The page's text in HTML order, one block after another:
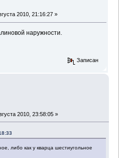
2010, 21:16:27 »
наружности.
Записан
2010, 23:58:05 »
либо как у кварца шестиугольное